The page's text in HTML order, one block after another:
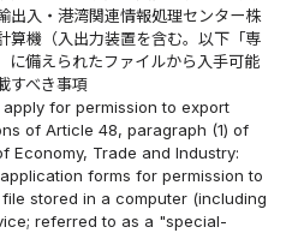
入・港湾関連情報処理センター株
算機（入出力装置を含む。以下「専
に備えられたファイルから入手可能
すべき事項
for permission to export
of Article 48, paragraph (1) of
Economy, Trade and Industry:
forms for permission to
stored in a computer (including
referred to as a "special-